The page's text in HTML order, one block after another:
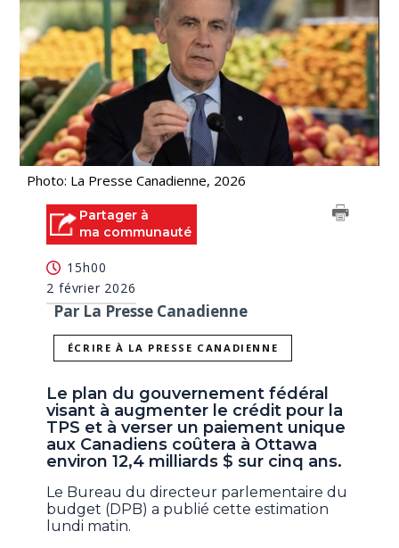
Photo: La Presse Canadienne, 2026
Partager à
ma communauté
15h00
2 février 2026
Par La Presse Canadienne
ÉCRIRE À LA PRESSE CANADIENNE
Le plan du gouvernement fédéral
visant à augmenter le crédit pour la
TPS et à verser un paiement unique
aux Canadiens coûtera à Ottawa
environ 12,4 milliards $ sur cinq ans.
Le Bureau du directeur parlementaire du
budget (DPB) a publié cette estimation
lundi matin.